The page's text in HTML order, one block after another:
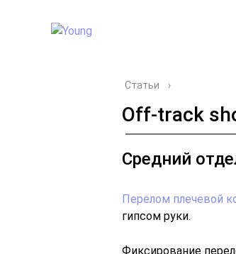
Статьи ›
Off-track
Средний
Перелом плечевой
гипсом руки.
Фиксирование